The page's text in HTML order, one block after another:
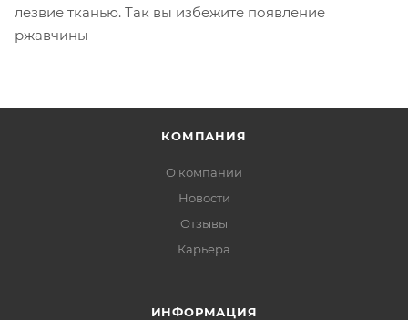
лезвие тканью. Так вы избежите появление
ржавчины
КОМПАНИЯ
О компании
Новости
Отзывы
Карьера
ИНФОРМАЦИЯ